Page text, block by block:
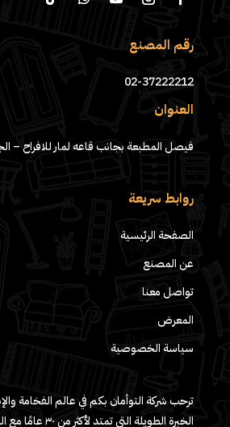
رقم المصنع
02-37222212
العنوان
فيصل المطبعة بجانب قاعه لمار للافراح –
روابط سريعة
الصفحة الرئيسية
عن المصنع
تواصل معنا
المعرض
سياسة الخصوصية
ترحب شركة التوأمان بكم في عالم الفخامة
الخبرة الطويلة التي